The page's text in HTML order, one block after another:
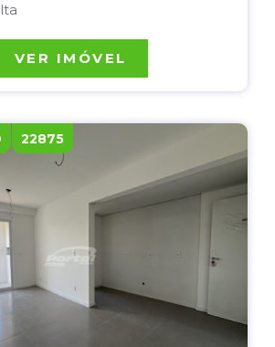
VER IMÓVEL
22875